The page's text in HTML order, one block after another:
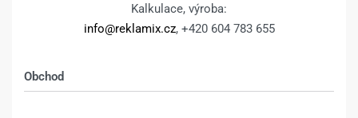
Kalkulace, výroba:
info@reklamix.cz, +420 604 783 655
Obchod